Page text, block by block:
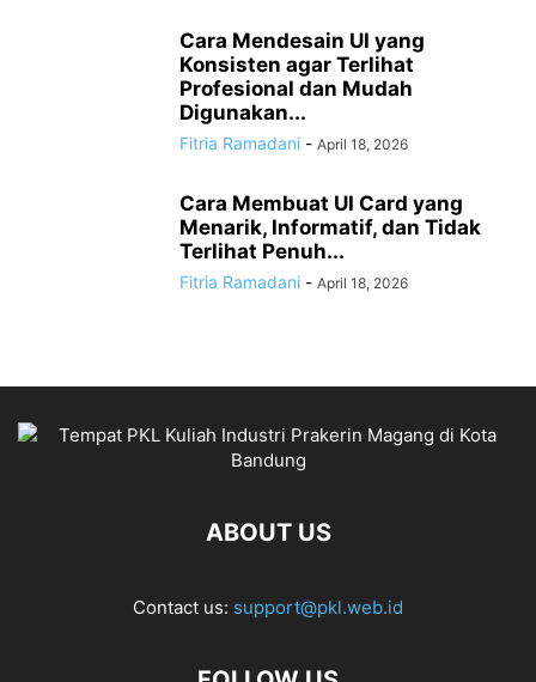
Cara Mendesain UI yang
Konsisten agar Terlihat
Profesional dan Mudah
Digunakan...
Fitria Ramadani - April 18, 2026
Cara Membuat UI Card yang
Menarik, Informatif, dan Tidak
Terlihat Penuh...
Fitria Ramadani - April 18, 2026
ABOUT US
Contact us: support@pkl.web.id